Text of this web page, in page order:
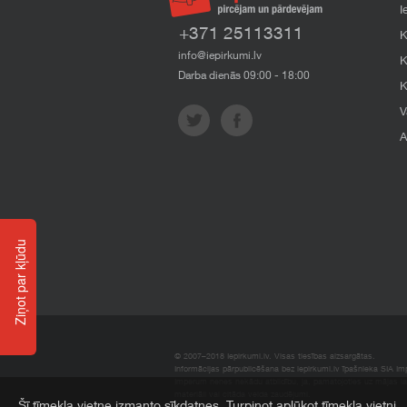
+371 25113311
info@iepirkumi.lv
Darba dienās 09:00 - 18:00
© 2007–2018 Iepirkumi.lv. Visas tiesības aizsargātas.
Informācijas pārpublicēšana bez iepirkumi.lv īpašnieka SIA
Ziņot par kļūdu